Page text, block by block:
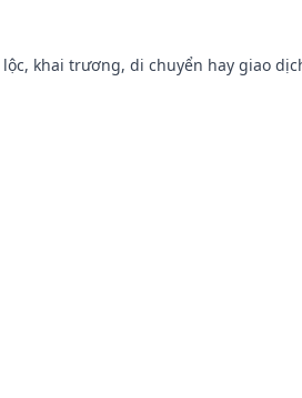
khai trương, di chuyển hay giao